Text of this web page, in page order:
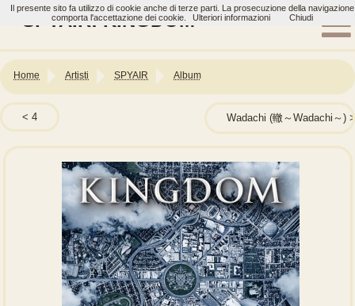
SPYAIR: KINGDOM
Home Artisti SPYAIR Album
4 Wadachi (轍～Wadachi～)
Il presente sito fa utilizzo di cookie anche di terze parti. La prosecuzione della navigazione
comporta l'accettazione dei cookie.
Ulteriori informazioni Chiudi